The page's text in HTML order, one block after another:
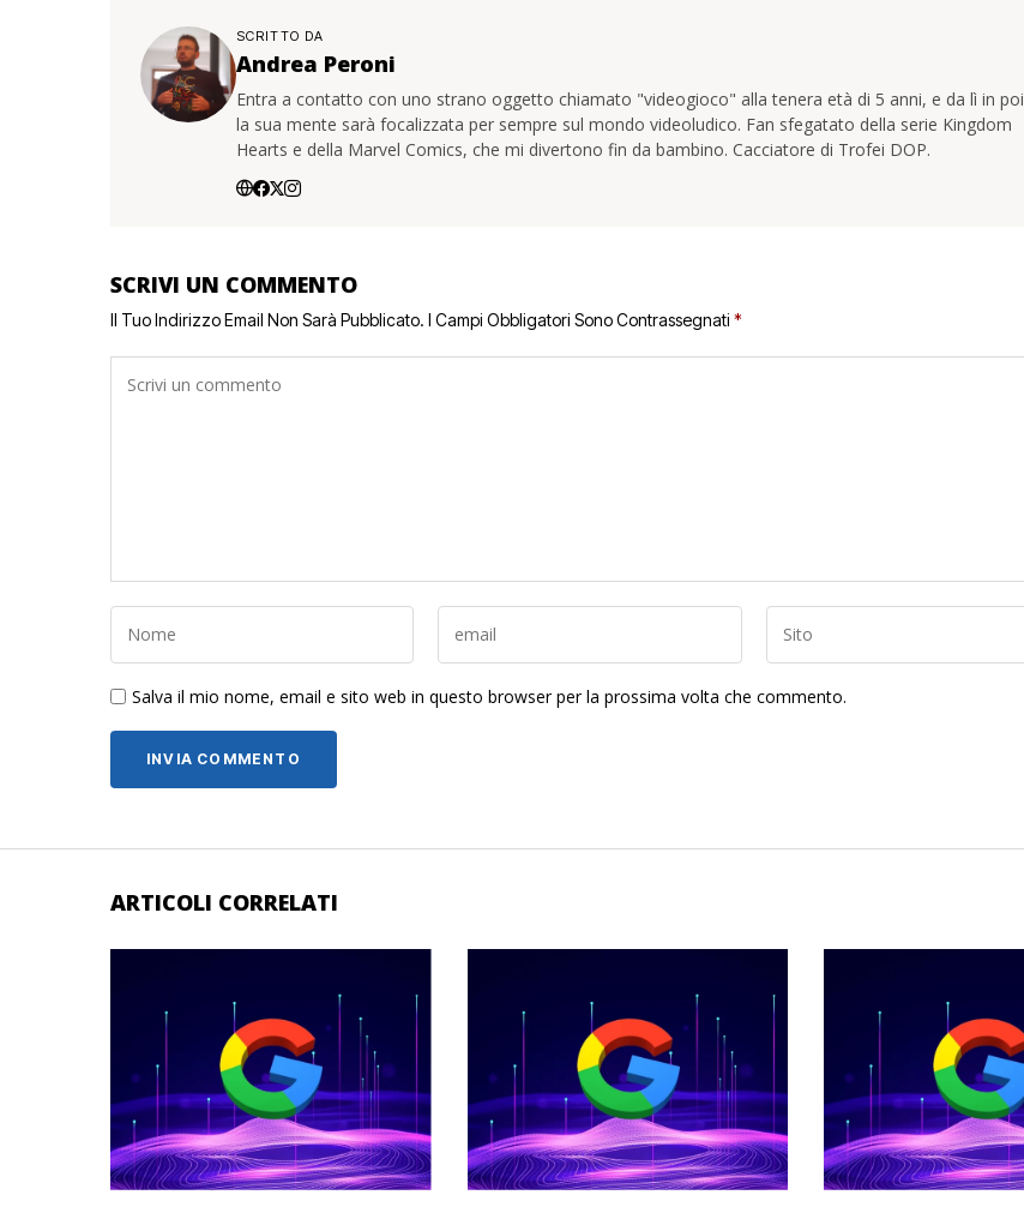
SCRITTO DA
Andrea Peroni
Entra a contatto con uno strano oggetto chiamato "videogioco" alla tenera età di 5 anni, e da lì in poi
la sua mente sarà focalizzata per sempre sul mondo videoludico. Fan sfegatato della serie Kingdom
Hearts e della Marvel Comics, che mi divertono fin da bambino. Cacciatore di Trofei DOP.
SCRIVI UN COMMENTO
Il Tuo Indirizzo Email Non Sarà Pubblicato. I Campi Obbligatori Sono Contrassegnati *
Salva il mio nome, email e sito web in questo browser per la prossima volta che commento.
ARTICOLI CORRELATI